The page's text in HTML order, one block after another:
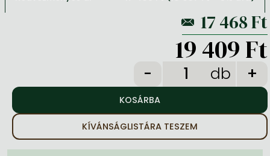
Stephen King könyvek
Richard Dawkins könyvek
19 409 Ft
db
KÍVÁNSÁGLISTÁRA TESZEM